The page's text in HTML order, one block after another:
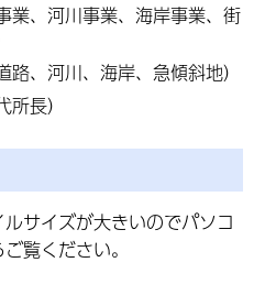
業、河川事業、海岸事業、街
、河川、海岸、急傾斜地）
長）
サイズが大きいのでパソコ
覧ください。